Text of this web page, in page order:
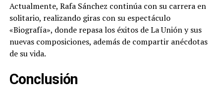
Actualmente, Rafa Sánchez continúa con su carrera en
solitario, realizando giras con su espectáculo
«Biografía», donde repasa los éxitos de La Unión y sus
nuevas composiciones, además de compartir anécdotas
de su vida.
Conclusión